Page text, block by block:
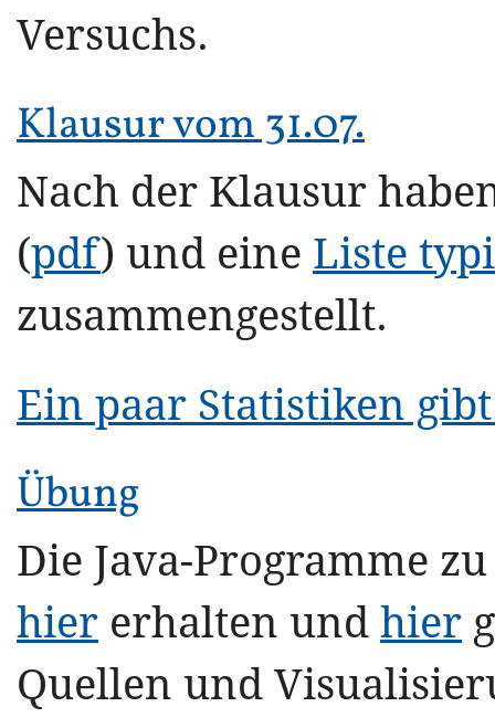
Versuchs.
Klausur vom 31.07.
Nach der Klausur
(pdf) und eine Liste
zusammengestellt.
Ein paar Statistiken
Übung
Die Java-Programme
hier erhalten und hier
Quellen und